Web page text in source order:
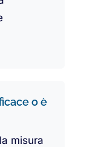
o è
misura